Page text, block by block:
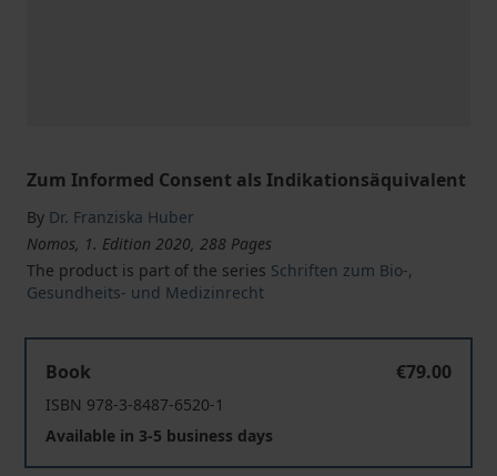
Zum Informed Consent als Indikationsäquivalent
By Dr. Franziska Huber
Nomos, 1. Edition 2020, 288 Pages
The product is part of the series Schriften zum Bio-,
Gesundheits- und Medizinrecht
Book
€79.00
ISBN 978-3-8487-6520-1
Available in 3-5 business days